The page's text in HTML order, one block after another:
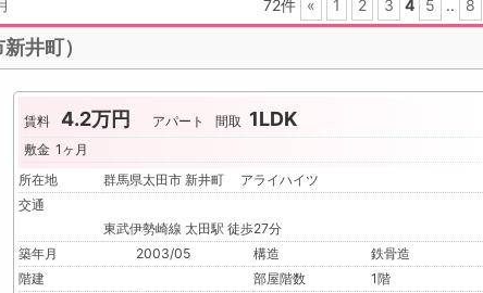
72件 « 1 2 3 4 5 .. 8
井町）
賃料 4.2万円 アパート 間取 1LDK
敷金 1ヶ月
所在地
群馬県太田市 新井町 アライハイツ
交通
東武伊勢崎線 太田駅 徒歩27分
築年月
2003/05 構造
鉄骨造
階建
部屋階数
1階